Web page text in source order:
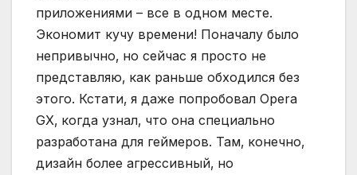
приложениями – все в одном месте.
Экономит кучу времени! Поначалу было
непривычно‚ но сейчас я просто не
представляю‚ как раньше обходился без
этого. Кстати‚ я даже попробовал Opera
GX‚ когда узнал‚ что она специально
разработана для геймеров. Там‚ конечно‚
дизайн более агрессивный‚ но